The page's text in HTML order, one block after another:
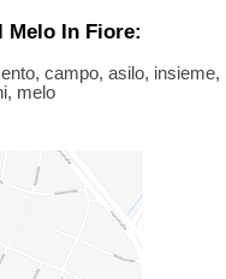
Melo In Fiore:
campo, asilo, insieme,
melo